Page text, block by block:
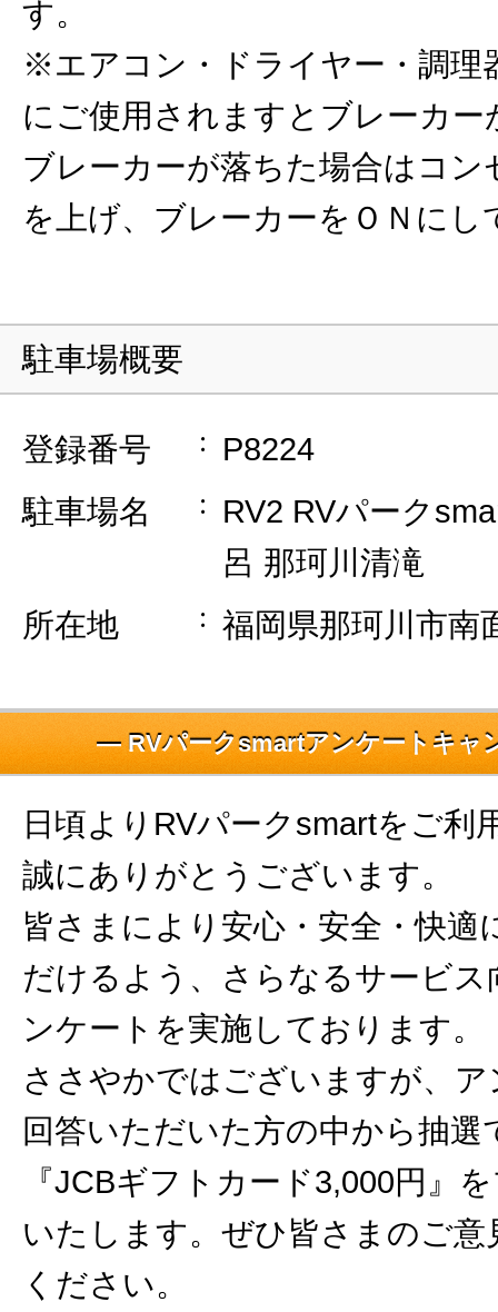
す。
※エアコン・ドライヤー・調理
にご使用されますとブレーカー
ブレーカーが落ちた場合はコン
を上げ、ブレーカーをＯＮにし
駐車場概要
登録番号
P8224
駐車場名
RV2 RVパーク
呂 那珂川清滝
所在地
福岡県那珂川市南
― RVパークsmartアンケートキャ
日頃よりRVパークsmartをご利
誠にありがとうございます。
皆さまにより安心・安全・快適
だけるよう、さらなるサービス
ンケートを実施しております。
ささやかではございますが、
回答いただいた方の中から抽選
『JCBギフトカード3,000円』
いたします。ぜひ皆さまのご意
ください。